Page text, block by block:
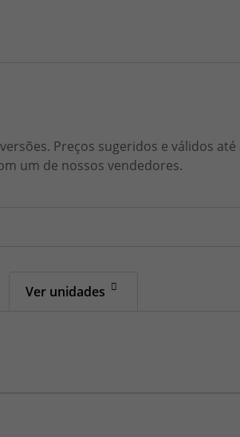
Preços sugeridos e válidos
um de nossos vendedores.
Ver unidades